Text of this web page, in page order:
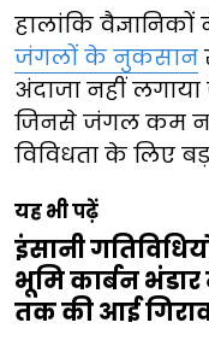
हालांकि
जंगलों के नुकसान
अंदाजा नहीं
जिनसे जंगल कम
विविधता के लिए
यह भी पढ़ें
इंसानी
भूमि कार्बन
तक की आई